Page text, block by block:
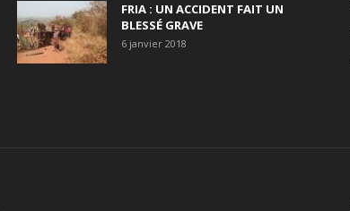
FRIA : UN ACCIDENT FAIT UN
BLESSÉ GRAVE
6 janvier 2018